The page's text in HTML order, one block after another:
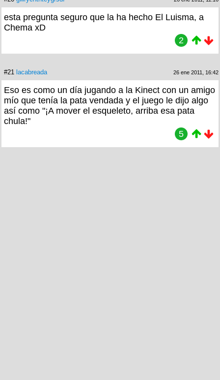
esta pregunta seguro que la ha hecho El Luisma, a
Chema xD
2
#21 lacabreada 26 ene 2011, 16:42
Eso es como un día jugando a la Kinect con un amigo
mío que tenía la pata vendada y el juego le dijo algo
así como "¡A mover el esqueleto, arriba esa pata
chula!"
5